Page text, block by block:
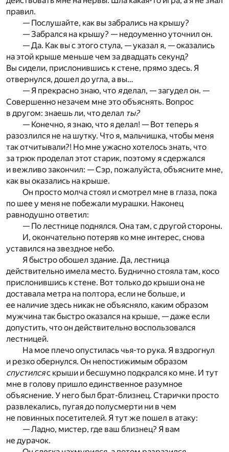
правил.
— Послушайте, как вы забрались на крышу?
— Забрался на крышу? — недоуменно уточнил он.
— Да. Как вы с этого стула, — указал я, — оказались
на этой крыше меньше чем за двадцать секунд?
Вы сидели, прислонившись к стене, прямо здесь. Я
отвернулся, дошел до угла, а вы…
— Я прекрасно знаю, что яделал, — загудел он. —
Совершенно незачем мне это объяснять. Вопрос
в другом: знаешь ли, что делал ты?
— Конечно, я знаю, что я делал! — Вот теперь я
разозлился не на шутку. Что я, мальчишка, чтобы меня
так отчитывали?! Но мне ужасно хотелось знать, что
за трюк проделал этот старик, поэтому я сдержался
и вежливо закончил: — Сэр, пожалуйста, объясните мне,
как вы оказались на крыше.
Он просто молча стоял и смотрел мне в глаза, пока
по шее у меня не побежали мурашки. Наконец
равнодушно ответил:
— По лестнице поднялся. Она там, с другой стороны.
И, окончательно потеряв ко мне интерес, снова
уставился на звездное небо.
Я быстро обошел здание. Да, лестница
действительно имела место. Буднично стояла там, косо
прислонившись к стене. Вот только до крыши она не
доставала метра на полтора, если не больше, и
ее наличие здесь никак не объясняло, каким образом
мужчина так быстро оказался на крыше, — даже если
допустить, что он действительно воспользовался
лестницей.
На мое плечо опустилась чья-то рука. Я вздрогнул
и резко обернулся. Он непостижимым образом
спустилсяс крыши и бесшумно подкрался ко мне. И тут
мне в голову пришло единственное разумное
объяснение. У него был брат-близнец. Старички просто
развлекались, пугая до полусмерти ни в чем
не повинных посетителей. Я тут же пошел в атаку:
— Ладно, мистер, где ваш близнец? Я вам
не дурачок.